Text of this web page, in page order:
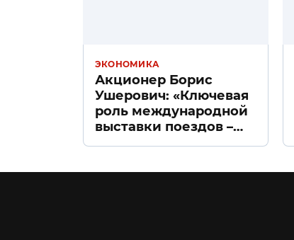
ЭКОНОМИКА
Акционер Борис
Ушерович: «Ключевая
роль международной
выставки поездов –
поиск ответов на